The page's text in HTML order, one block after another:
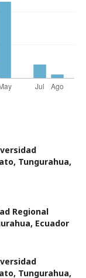
Tungurahua,
Regional
Ecuador
Tungurahua,